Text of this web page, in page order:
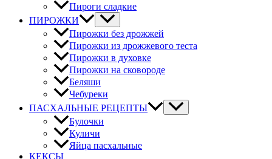
Пироги сладкие
ПИРОЖКИ
Пирожки без дрожжей
Пирожки из дрожжевого теста
Пирожки в духовке
Пирожки на сковороде
Беляши
Чебуреки
ПАСХАЛЬНЫЕ РЕЦЕПТЫ
Булочки
Куличи
Яйца пасхальные
КЕКСЫ